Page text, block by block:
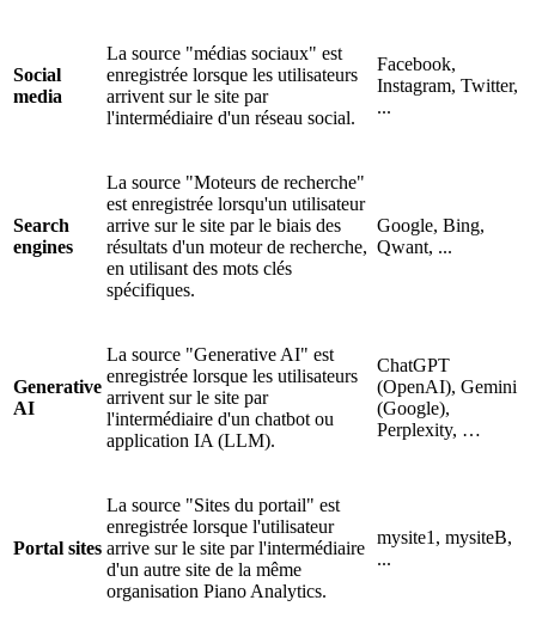
Social
media
La source "médias sociaux" est
enregistrée lorsque les utilisateurs
arrivent sur le site par
l'intermédiaire d'un réseau social.
Facebook,
Instagram, Twitter,
...
Search
engines
La source "Moteurs de recherche"
est enregistrée lorsqu'un utilisateur
arrive sur le site par le biais des
résultats d'un moteur de recherche,
en utilisant des mots clés
spécifiques.
Google, Bing,
Qwant, ...
Generative
AI
La source "Generative AI" est
enregistrée lorsque les utilisateurs
arrivent sur le site par
l'intermédiaire d'un chatbot ou
application IA (LLM).
ChatGPT
(OpenAI), Gemini
(Google),
Perplexity, …
Portal sites
La source "Sites du portail" est
enregistrée lorsque l'utilisateur
arrive sur le site par l'intermédiaire
d'un autre site de la même
organisation Piano Analytics.
mysite1, mysiteB,
...